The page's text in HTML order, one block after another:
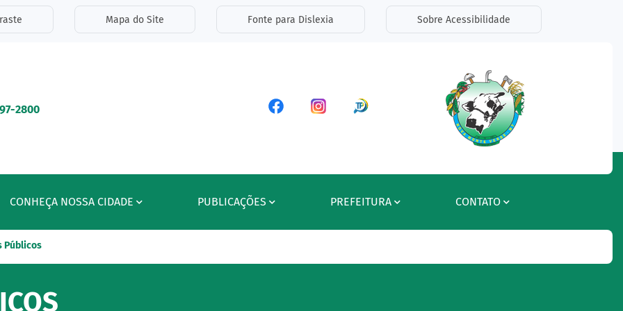
de acessibilidade
Mapa do Site Fonte para Dislexia Sobre Acessibilidade
2800 Acessar a Rede Social Facebook
Acessar a Rede Social Instagram
Acessar a Rede Social Radar
CONHEÇA NOSSA CIDADE PUBLICAÇÕES PREFEITURA CONTATO
Públicos